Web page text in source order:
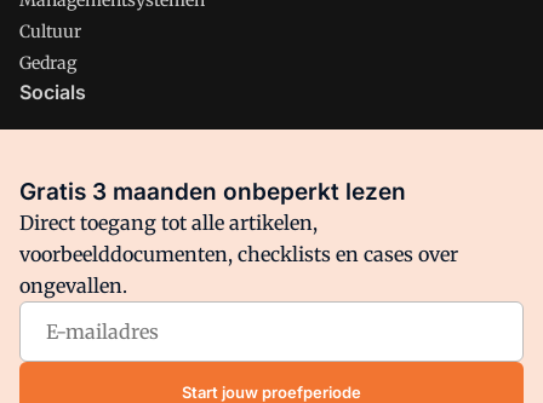
Cultuur
Gedrag
Socials
Facebook
Arbo is onderdeel van VMN media. Lees inons manifestwaar
VMN media voor staat. Op gebruik van deze site zijn de
volgende regelingen van toepassing:Algemene Voorwaarden
Privacy en Cookie beleid|Privacy instellingen
Gratis 3 maanden onbeperkt lezen
Direct toegang tot alle artikelen,
voorbeelddocumenten, checklists en cases over
ongevallen.
Start jouw proefperiode